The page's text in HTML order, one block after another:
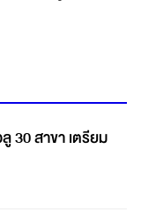
30 สาขา เตรียม